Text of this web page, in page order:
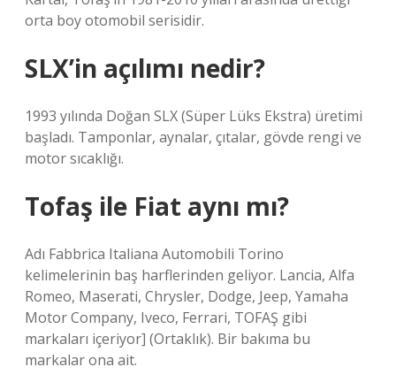
orta boy otomobil serisidir.
SLX’in açılımı nedir?
1993 yılında Doğan SLX (Süper Lüks Ekstra) üretimi
başladı. Tamponlar, aynalar, çıtalar, gövde rengi ve
motor sıcaklığı.
Tofaş ile Fiat aynı mı?
Adı Fabbrica Italiana Automobili Torino
kelimelerinin baş harflerinden geliyor. Lancia, Alfa
Romeo, Maserati, Chrysler, Dodge, Jeep, Yamaha
Motor Company, Iveco, Ferrari, TOFAŞ gibi
markaları içeriyor] (Ortaklık). Bir bakıma bu
markalar ona ait.